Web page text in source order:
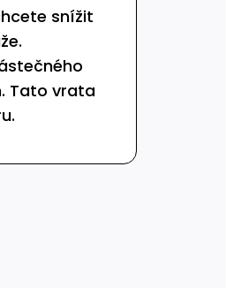
snížit
Tato vrata